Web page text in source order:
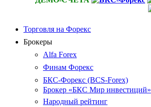
Торговля на Форекс
Брокеры
Alfa Forex
Финам Форекс
БКС-Форекс (BCS-Forex)
Брокер «БКС Мир инвестиций»
Народный рейтинг